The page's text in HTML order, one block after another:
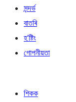
সন্দৰ্ভ
বাতৰি
হ’ষ্টিং
গোপনীয়তা
শিকক